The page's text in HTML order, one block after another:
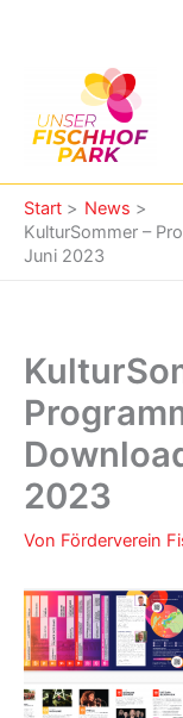
Start
News
KulturSommer –
Juni 2023
2023
Von Förderverein